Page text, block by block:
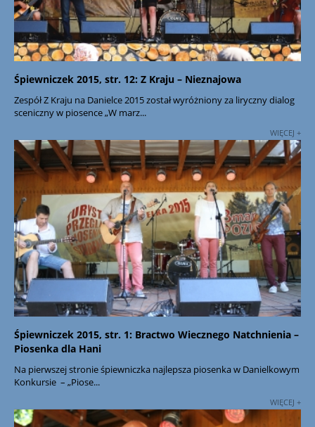
Śpiewniczek 2015, str. 12: Z Kraju – Nieznajowa
Zespół Z Kraju na Danielce 2015 został wyróżniony za liryczny dialog
sceniczny w piosence „W marz...
WIĘCEJ +
Śpiewniczek 2015, str. 1: Bractwo Wiecznego Natchnienia –
Piosenka dla Hani
Na pierwszej stronie śpiewniczka najlepsza piosenka w Danielkowym
Konkursie – „Piose...
WIĘCEJ +